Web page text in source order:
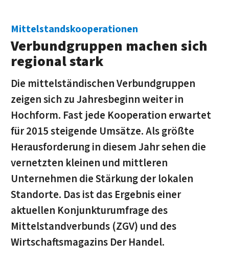
Mittelstandskooperationen
Verbundgruppen machen sich
regional stark
Die mittelständischen Verbundgruppen
zeigen sich zu Jahresbeginn weiter in
Hochform. Fast jede Kooperation erwartet
für 2015 steigende Umsätze. Als größte
Herausforderung in diesem Jahr sehen die
vernetzten kleinen und mittleren
Unternehmen die Stärkung der lokalen
Standorte. Das ist das Ergebnis einer
aktuellen Konjunkturumfrage des
Mittelstandverbunds (ZGV) und des
Wirtschaftsmagazins Der Handel.